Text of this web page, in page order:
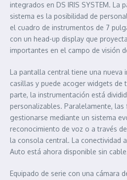
integrados en DS IRIS SYSTEM. La
sistema es la posibilidad de
el cuadro de instrumentos de 7
con un head-up display que
importantes en el campo de visión
La pantalla central tiene una nueva
casillas y puede acoger widgets de
parte, la instrumentación está
personalizables. Paralelamente, las
gestionarse mediante un sistema
reconocimiento de voz o a través
la consola central. La conectividad
Auto está ahora disponible sin
Equipado de serie con una cámara